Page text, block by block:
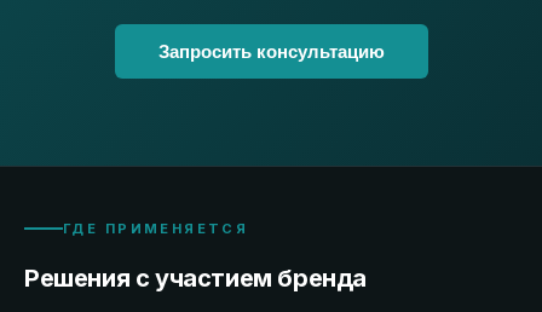
Запросить консультацию
ГДЕ ПРИМЕНЯЕТСЯ
Решения с участием бренда